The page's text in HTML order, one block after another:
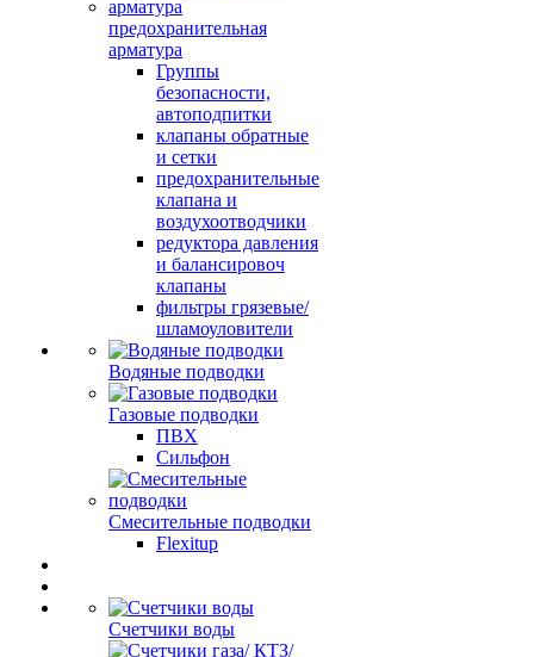
предохранительная
арматура
Группы
безопасности,
автоподпитки
клапаны обратные
и сетки
предохранительные
клапана и
воздухоотводчики
редуктора давления
и балансировоч
клапаны
фильтры грязевые/
шламоуловители
Водяные подводки
Газовые подводки
ПВХ
Сильфон
Смесительные подводки
Flexitup
Счетчики воды